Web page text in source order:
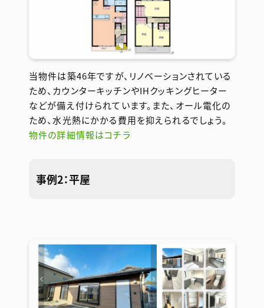
当物件は築46年ですが、リノベーションされている
ため、カウンターキッチンやIHクッキングヒーター
などが備え付けられています。また、オール電化の
ため、水光熱にかかる費用を抑えられるでしょう。
物件の詳細情報はコチラ
事例2：平屋